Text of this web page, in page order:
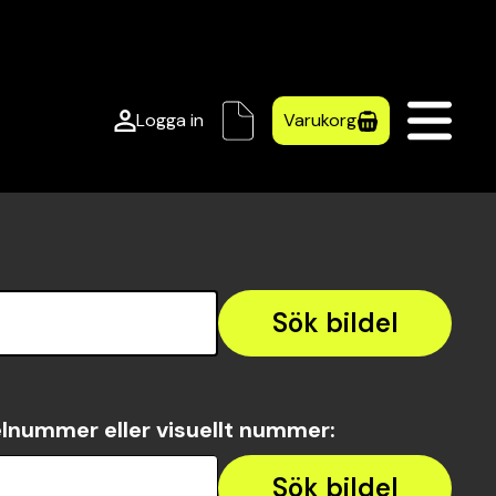
Logga in Varukorg
Sök bildel
eller visuellt nummer:
Sök bildel